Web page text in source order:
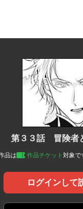
第３３話 冒険者
品は 作品チケット 対象で
ログインして